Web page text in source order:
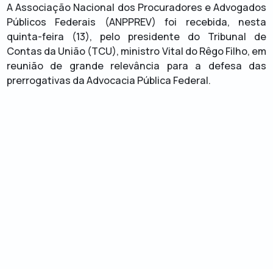
A Associação Nacional dos Procuradores e Advogados
Públicos Federais (ANPPREV) foi recebida, nesta
quinta-feira (13), pelo presidente do Tribunal de
Contas da União (TCU), ministro Vital do Rêgo Filho, em
reunião de grande relevância para a defesa das
prerrogativas da Advocacia Pública Federal.